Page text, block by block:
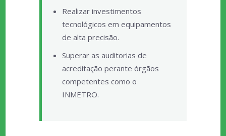
Realizar investimentos
tecnológicos em equipamentos
de alta precisão.
Superar as auditorias de
acreditação perante órgãos
competentes como o
INMETRO.